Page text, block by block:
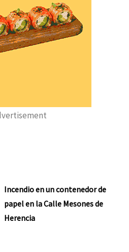
Incendio en un contenedor de
papel en la Calle Mesones de
Herencia